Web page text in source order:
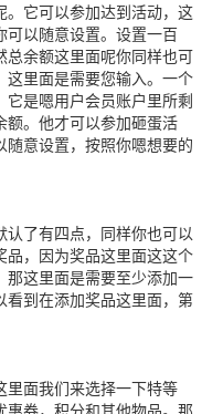
。它可以参加达到活动，这
可以随意设置。设置一百
总余额这里面呢你同样也可
这里面是需要您输入。一个
是嗯用户会员账户里所剩
额。他才可以参加砸蛋活
随意设置，按照你嗯想要的
了有四点，同样你也可以
品，因为奖品这里面这这个
那这里面是需要至少添加一
看到在添加奖品这里面，第
里面我们来选择一下特等
惠券，积分和其他物品。那